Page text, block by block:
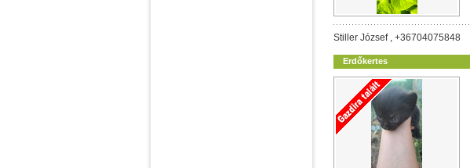
Stiller József , +36704075848
Erdőkertes